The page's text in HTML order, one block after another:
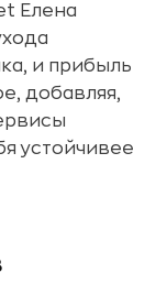
Елена
и прибыль
добавляя,
устойчивее